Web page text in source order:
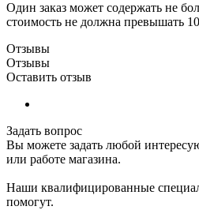
Один заказ может содержать не
стоимость не должна превышать
Отзывы
Отзывы
Оставить отзыв
Задать вопрос
Вы можете задать любой
или работе магазина.
Наши квалифицированные
помогут.